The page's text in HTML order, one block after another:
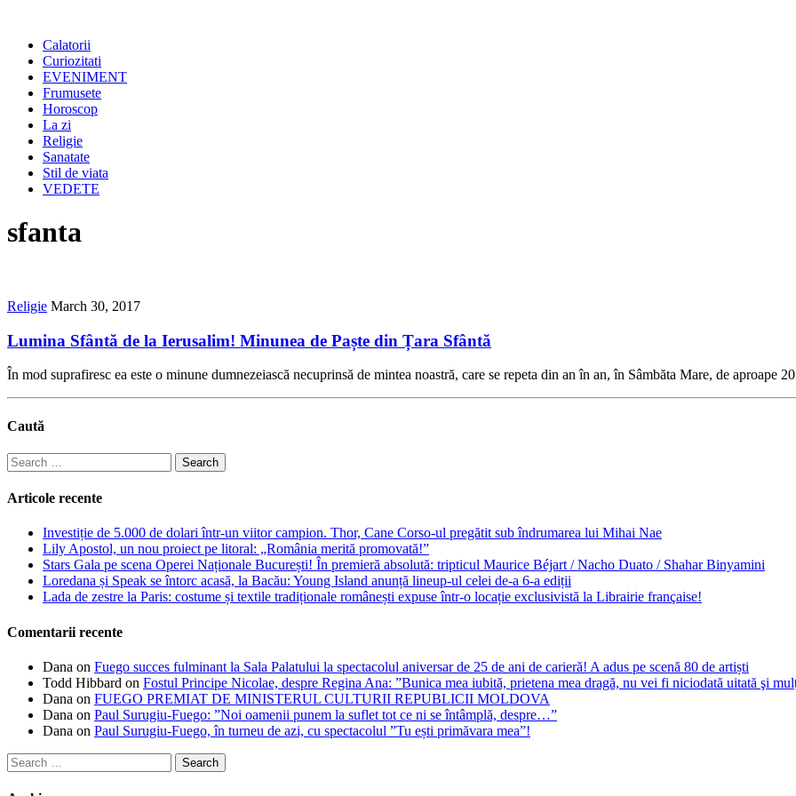
Calatorii
Curiozitati
EVENIMENT
Frumusete
Horoscop
La zi
Religie
Sanatate
Stil de viata
VEDETE
sfanta
Religie March 30, 2017
Lumina Sfântă de la Ierusalim! Minunea de Paște din Țara Sfântă
În mod suprafiresc ea este o minune dumnezeiască necuprinsă de mintea noastră, care se repeta din an în an, în Sâmbăta Mare, de aproape
Caută
Search
for:
Articole recente
Investiție de 5.000 de dolari într-un viitor campion. Thor, Cane Corso-ul pregătit sub îndrumarea lui Mihai Nae
Lily Apostol, un nou proiect pe litoral: „România merită promovată!”
Stars Gala pe scena Operei Naționale București! În premieră absolută: tripticul Maurice Béjart / Nacho Duato / Shahar Binyamini
Loredana și Speak se întorc acasă, la Bacău: Young Island anunță lineup-ul celei de-a 6-a ediții
Lada de zestre la Paris: costume și textile tradiționale românești expuse într-o locație exclusivistă la Librairie française!
Comentarii recente
Dana on Fuego succes fulminant la Sala Palatului la spectacolul aniversar de 25 de ani de carieră! A adus pe scenă 80 de artiști
Todd Hibbard on Fostul Principe Nicolae, despre Regina Ana: ”Bunica mea iubită, prietena mea dragă, nu vei fi niciodată uitată şi
Dana on FUEGO PREMIAT DE MINISTERUL CULTURII REPUBLICII MOLDOVA
Dana on Paul Surugiu-Fuego: ”Noi oamenii punem la suflet tot ce ni se întâmplă, despre…”
Dana on Paul Surugiu-Fuego, în turneu de azi, cu spectacolul ”Tu ești primăvara mea”!
Search
for: